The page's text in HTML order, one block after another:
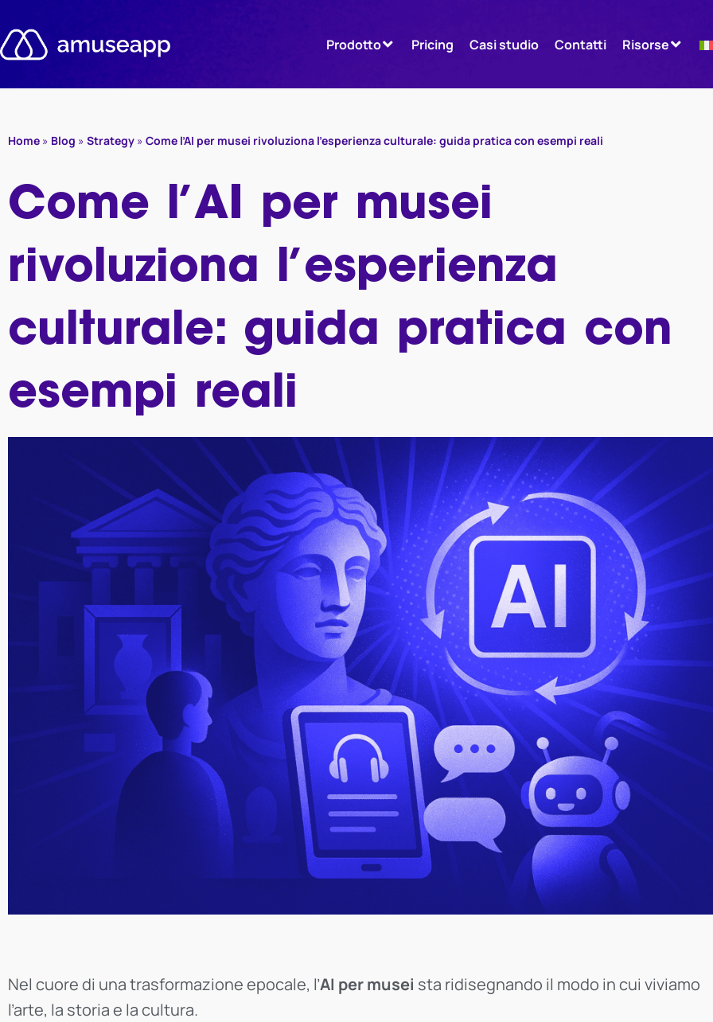
al
contenuto
Prodotto Pricing Casi studio Contatti Risorse
Home » Blog » Strategy » Come l’AI per musei rivoluziona l’esperienza culturale: guida pratica con esempi reali
Come l’AI per musei
rivoluziona l’esperienza
culturale: guida pratica con
esempi reali
Nel cuore di una trasformazione epocale, l’AI per musei sta ridisegnando il modo in cui viviamo
l’arte, la storia e la cultura.